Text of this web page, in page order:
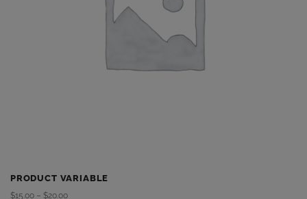
PRODUCT VARIABLE
$15.00 – $20.00